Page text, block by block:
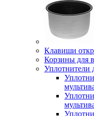
Клавиши
Корзины для
Уплотнители